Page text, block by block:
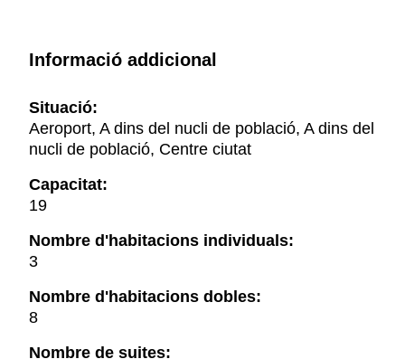
Informació addicional
Situació:
Aeroport, A dins del nucli de població, A dins del
nucli de població, Centre ciutat
Capacitat:
19
Nombre d'habitacions individuals:
3
Nombre d'habitacions dobles:
8
Nombre de suites: